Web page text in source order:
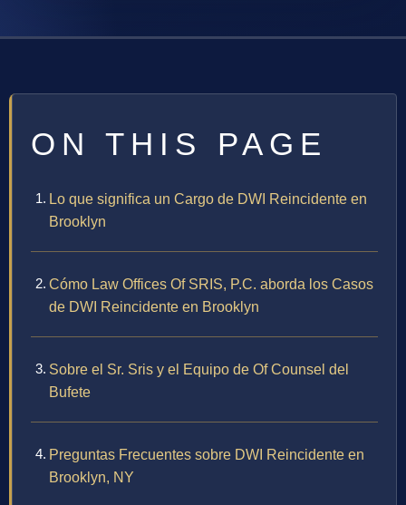
ON THIS PAGE
Lo que significa un Cargo de DWI Reincidente en
Brooklyn
Cómo Law Offices Of SRIS, P.C. aborda los Casos
de DWI Reincidente en Brooklyn
Sobre el Sr. Sris y el Equipo de Of Counsel del
Bufete
Preguntas Frecuentes sobre DWI Reincidente en
Brooklyn, NY